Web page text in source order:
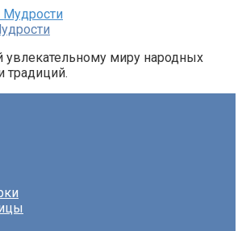
миру народных
традиций.